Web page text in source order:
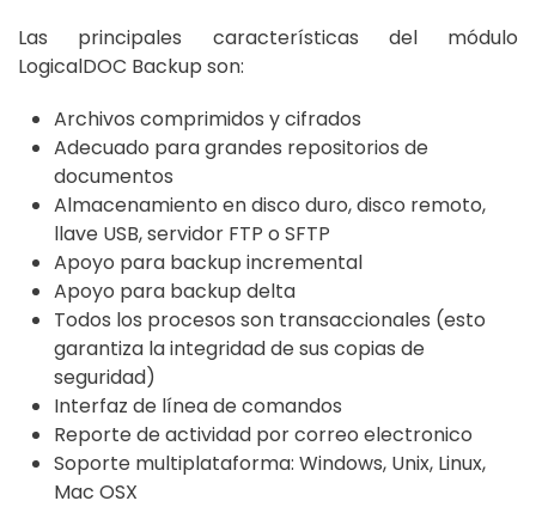
Las principales características del módulo
LogicalDOC Backup son:
Archivos comprimidos y cifrados
Adecuado para grandes repositorios de
documentos
Almacenamiento en disco duro, disco remoto,
llave USB, servidor FTP o SFTP
Apoyo para backup incremental
Apoyo para backup delta
Todos los procesos son transaccionales (esto
garantiza la integridad de sus copias de
seguridad)
Interfaz de línea de comandos
Reporte de actividad por correo electronico
Soporte multiplataforma: Windows, Unix, Linux,
Mac OSX